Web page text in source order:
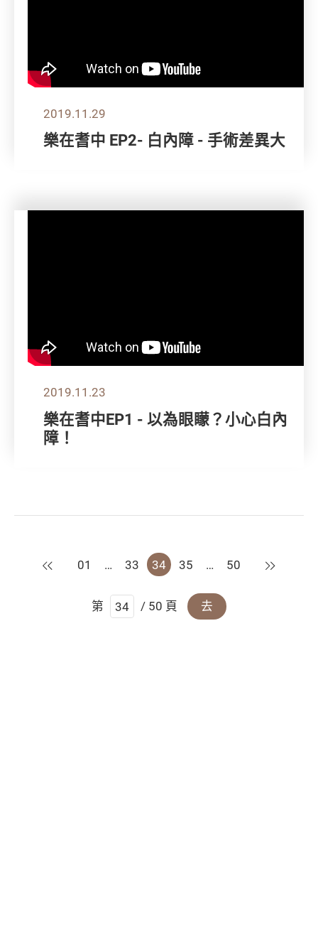
2019.11.29
樂在耆中 EP2- 白內障 - 手術差異大
2019.11.23
樂在耆中EP1 - 以為眼矇？小心白內
障！
上一頁
01 … 33 34 35 … 50 下一頁
第 / 50 頁 去